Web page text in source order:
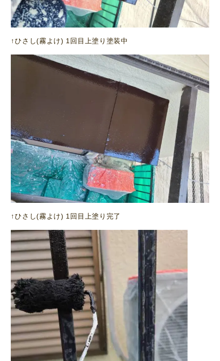
↑ひさし(霧よけ) 1回目上塗り塗装中
↑ひさし(霧よけ) 1回目上塗り完了